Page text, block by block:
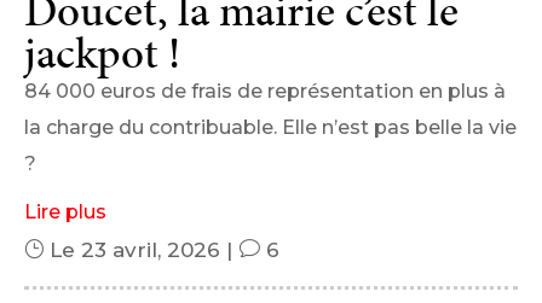
jackpot !
84 000 euros de frais de représentation en plus à
la charge du contribuable. Elle n’est pas belle la vie
?
Lire plus
} Le 23 avril, 2026 | v 6